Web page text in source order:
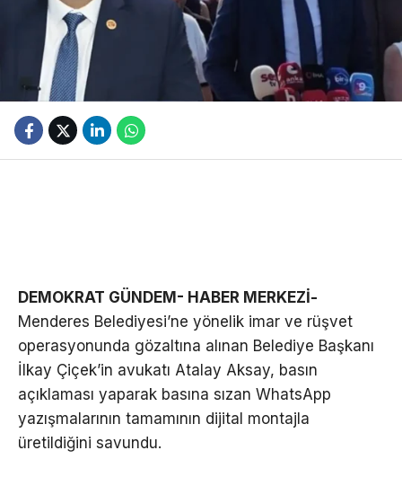
DEMOKRAT GÜNDEM- HABER MERKEZİ-
Menderes Belediyesi’ne yönelik imar ve rüşvet
operasyonunda gözaltına alınan Belediye Başkanı
İlkay Çiçek’in avukatı Atalay Aksay, basın
açıklaması yaparak basına sızan WhatsApp
yazışmalarının tamamının dijital montajla
üretildiğini savundu.